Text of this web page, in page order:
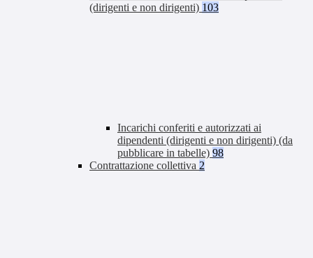
(dirigenti e non dirigenti) 103
Incarichi conferiti e autorizzati ai
dipendenti (dirigenti e non dirigenti) (da
pubblicare in tabelle) 98
Contrattazione collettiva 2